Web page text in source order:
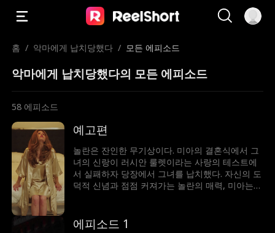
홈 / 악마에게 납치당했다 / 모든 에피소드
악마에게 납치당했다의 모든 에피소드
58 에피소드
예고편
놀란은 잔인한 무기상이다. 미아의 결혼식에서 그
녀의 신랑이 러시안 룰렛이라는 사랑의 테스트에
서 실패하자 당장에서 그녀를 납치했다. 자신의 도
덕적 신념과 점점 커져가는 놀란의 매력, 미아는
에피소드 1